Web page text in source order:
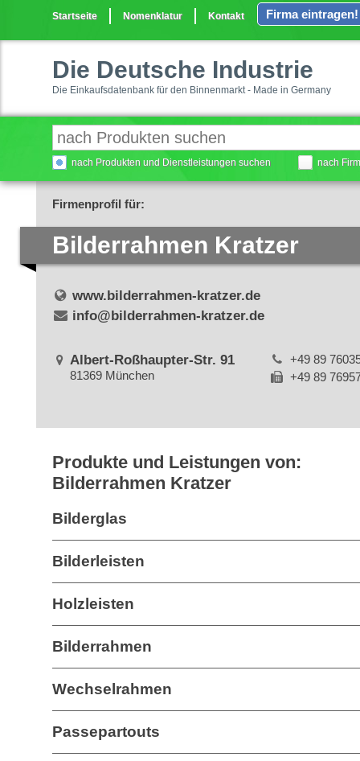
Startseite Nomenklatur Kontakt Firma eintragen!
Die Deutsche Industrie
Die Einkaufsdatenbank für den Binnenmarkt - Made in Germany
nach Produkten und Dienstleistungen suchen nach
Firmenprofil für:
Bilderrahmen Kratzer
www.bilderrahmen-kratzer.de
info@bilderrahmen-kratzer.de
Albert-Roßhaupter-Str. 91
81369 München
+49 89
+49 89
Produkte und Leistungen von:
Bilderrahmen Kratzer
Bilderglas
Bilderleisten
Holzleisten
Bilderrahmen
Wechselrahmen
Passepartouts